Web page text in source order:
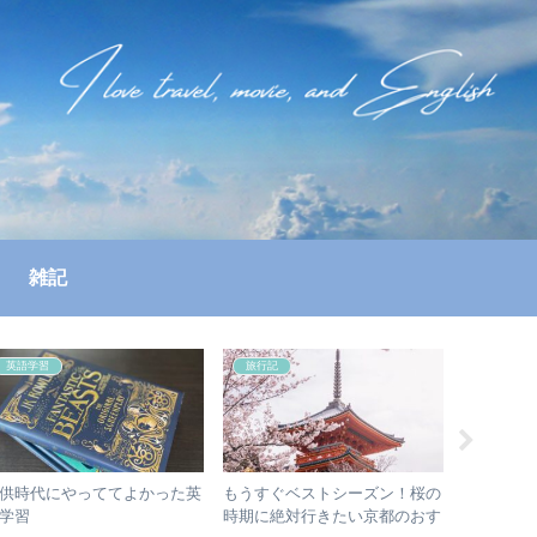
雑記
英語学習
時代にやっててよかった英
習
旅行記
もうすぐベストシーズン！桜の
時期に絶対行きたい京都のおす